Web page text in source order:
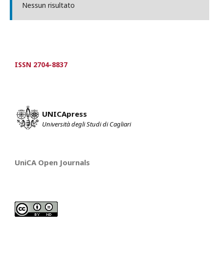
Nessun risultato
ISSN 2704-8837
UNICApress
Università degli Studi di Cagliari
UniCA Open Journals